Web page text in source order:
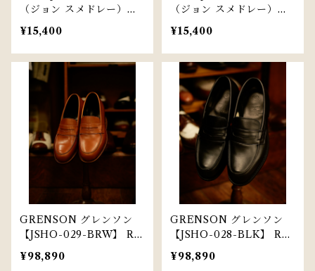
（ジョン スメドレー）【J
JS-019-BLK】【JJS-021-
P】全2色
¥15,400
（ジョン スメドレー）【J
JS-003-Y】【JJS-004-
G】cardigan 全２色
¥15,400
GRENSON グレンソン
【JSHO-029-BRW】 RA
Y【TAN】
¥98,890
GRENSON グレンソン
【JSHO-028-BLK】 RA
Y【BLACK】
¥98,890